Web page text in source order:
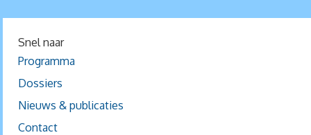
Snel naar
Programma
Dossiers
Nieuws & publicaties
Contact